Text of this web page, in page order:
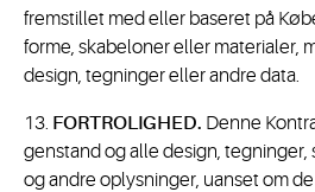
fremstillet med eller baseret på
forme, skabeloner eller materialer,
design, tegninger eller andre data.
13. FORTROLIGHED. Denne
genstand og alle design, tegninger,
og andre oplysninger, uanset om